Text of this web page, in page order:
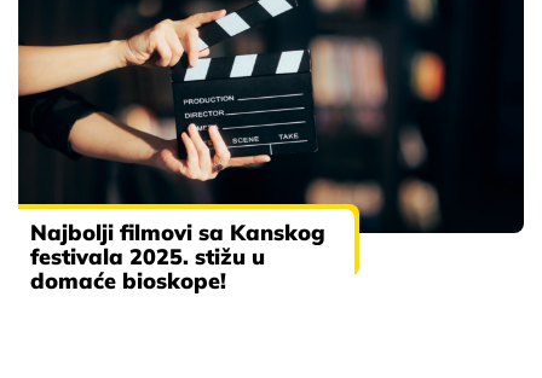
Najbolji filmovi sa Kanskog
festivala 2025. stižu u
domaće bioskope!